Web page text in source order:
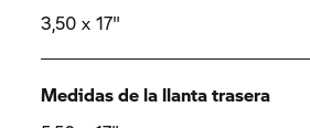
3,50 x 17"
Medidas de la llanta trasera